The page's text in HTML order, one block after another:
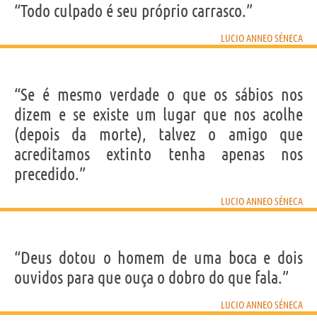
“Todo culpado é seu próprio carrasco.”
LUCIO ANNEO SÉNECA
“Se é mesmo verdade o que os sábios nos
dizem e se existe um lugar que nos acolhe
(depois da morte), talvez o amigo que
acreditamos extinto tenha apenas nos
precedido.”
LUCIO ANNEO SÉNECA
“Deus dotou o homem de uma boca e dois
ouvidos para que ouça o dobro do que fala.”
LUCIO ANNEO SÉNECA